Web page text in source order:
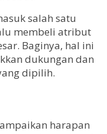
salah satu
membeli atribut
Baginya, hal ini
dukungan dan
dipilih.
harapan